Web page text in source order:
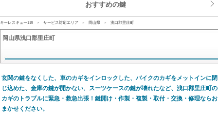
おすすめの鍵
キーレスキュー119 > サービス対応エリア > 岡山県 > 浅口郡里庄町
岡山県浅口郡里庄町
玄関の鍵をなくした、車のカギをインロックした、バイクのカギをメットインに閉
じ込めた、金庫の鍵が開かない、スーツケースの鍵が壊れたなど、浅口郡里庄町の
カギのトラブルに緊急・救急出張！鍵開け・作製・複製・取付・交換・修理ならお
まかせください。